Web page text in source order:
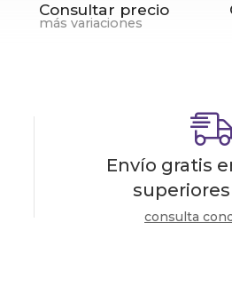
Consultar precio
más variaciones
Envío gratis
superiores
consulta